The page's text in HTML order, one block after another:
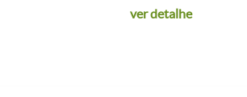
ver detalhe